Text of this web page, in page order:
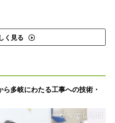
く見る
多岐にわたる工事への技術・